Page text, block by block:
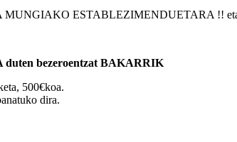
ESTABLEZIMENDUETARA !! eta
bezeroentzat BAKARRIK
500€koa.
dira.